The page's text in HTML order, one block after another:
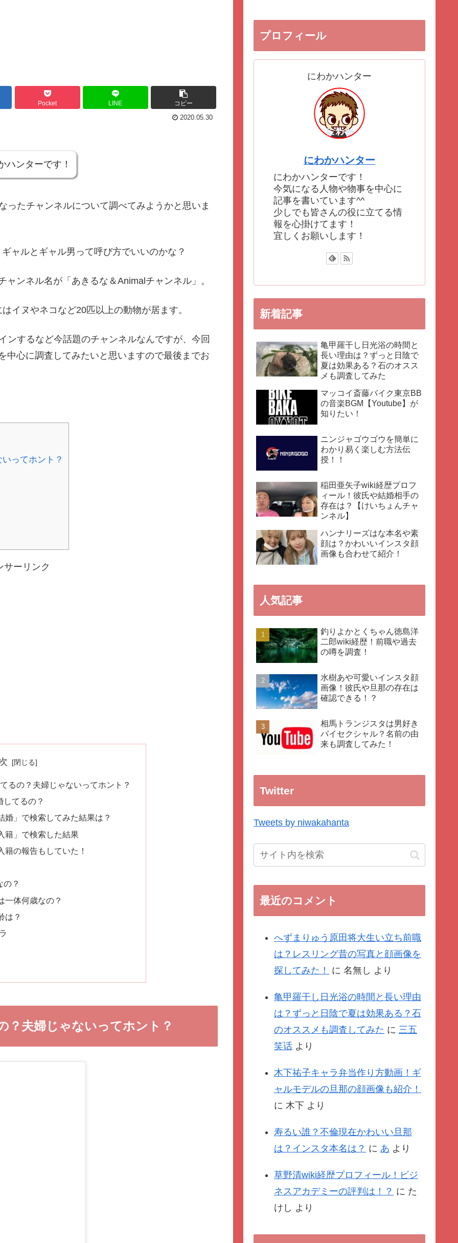
Pocket LINE コピー
2020.05.30
ハンターです！
ったチャンネルについて調べてみようかと思いま
ャルとギャル男って呼び方でいいのかな？
ンネル名が「あきるな＆Animalチャンネル」。
イヌやネコなど20匹以上の動物が居ます。
ンするなど今話題のチャンネルなんですが、今回
中心に調査してみたいと思いますので最後までお
ってホント？
サーリンク
るの？夫婦じゃないってホント？
てるの？
婚」で検索してみた結果は？
籍」で検索した結果
籍の報告もしていた！
の？
一体何歳なの？
は？
夫婦じゃないってホント？
プロフィール
にわかハンター
にわかハンター
にわかハンターです！
今気になる人物や物事を中心に
記事を書いています^^
少しでも皆さんの役に立てる情
報を心掛けてます！
宜しくお願いします！
新着記事
亀甲羅干し日光浴の時間と
長い理由は？ずっと日陰で
夏は効果ある？石のオスス
メも調査してみた
マッコイ斎藤バイク東京BB
の音楽BGM【Youtube】が
知りたい！
ニンジャゴウゴウを簡単に
わかり易く楽しむ方法伝
授！！
稲田亜矢子wiki経歴プロフ
ィール！彼氏や結婚相手の
存在は？【けいちょんチャ
ンネル】
ハンナリーズはな本名や素
顔は？かわいいインスタ顔
画像も合わせて紹介！
人気記事
釣りよかとくちゃん徳島洋
二郎wiki経歴！前職や過去
の噂を調査！
水樹あや可愛いインスタ顔
画像！彼氏や旦那の存在は
確認できる！？
相馬トランジスタは男好き
バイセクシャル？名前の由
来も調査してみた！
Twitter
Tweets by niwakahanta
最近のコメント
へずまりゅう原田将大生い立ち前職
は？レスリング昔の写真と顔画像を
探してみた！
に 名無し より
亀甲羅干し日光浴の時間と長い理由
は？ずっと日陰で夏は効果ある？石
のオススメも調査してみた に 三五
笑话 より
木下祐子キャラ弁当作り方動画！ギ
ャルモデルの旦那の顔画像も紹介！
に 木下 より
寿るい誰？不倫現在かわいい旦那
は？インスタ本名は？ に あ より
草野清wiki経歴プロフィール！ビジ
ネスアカデミーの評判は！？ に た
けし より